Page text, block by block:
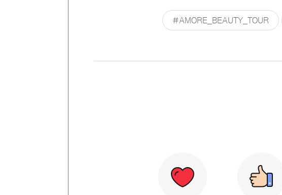
#AMORE_BEAUTY_TOUR